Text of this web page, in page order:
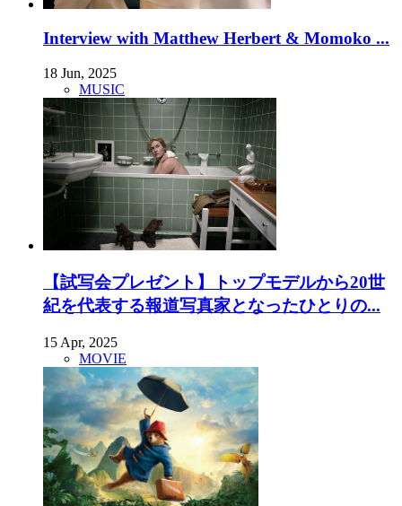
Interview with Matthew Herbert & Momoko ...
18 Jun, 2025
MUSIC
【試写会プレゼント】トップモデルから20世
紀を代表する報道写真家となったひとりの...
15 Apr, 2025
MOVIE